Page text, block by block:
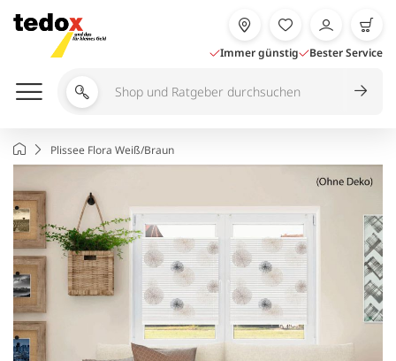
Inhalt
springen
Immer günstig Bester Service
Shop
durchsuchen
StartseitePlissee Flora Weiß/Braun